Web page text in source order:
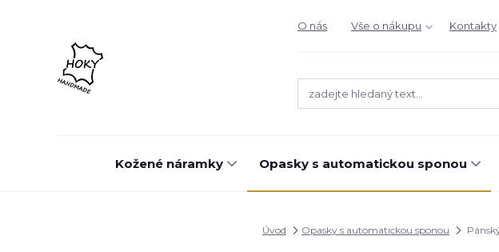
O nás Vše o nákupu Kontakty
Kožené náramky Opasky s automatickou sponou
Úvod Opasky s automatickou sponou